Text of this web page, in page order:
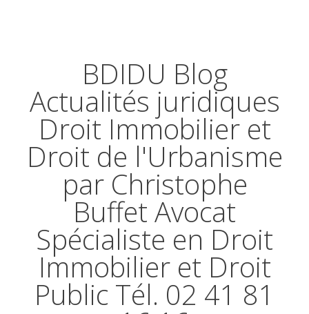
BDIDU Blog
Actualités juridiques
Droit Immobilier et
Droit de l'Urbanisme
par Christophe
Buffet Avocat
Spécialiste en Droit
Immobilier et Droit
Public Tél. 02 41 81